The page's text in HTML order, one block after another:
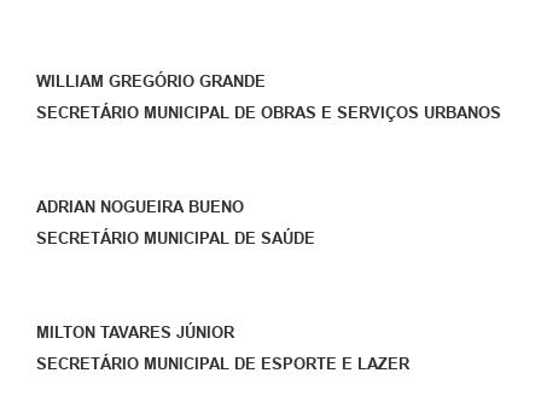
WILLIAM GREGÓRIO GRANDE
SECRETÁRIO MUNICIPAL DE OBRAS E SERVIÇOS URBANOS
ADRIAN NOGUEIRA BUENO
SECRETÁRIO MUNICIPAL DE SAÚDE
MILTON TAVARES JÚNIOR
SECRETÁRIO MUNICIPAL DE ESPORTE E LAZER